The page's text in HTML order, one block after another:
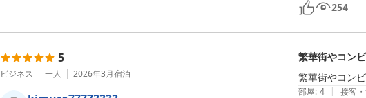
254
5
ビジネス 一人 2026年3月宿泊
繁華街やコン
繁華街やコン
部屋: 4 | 接客